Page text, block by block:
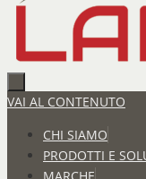
VAI AL CONTENUTO
CHI SIAMO
PRODOTTI E